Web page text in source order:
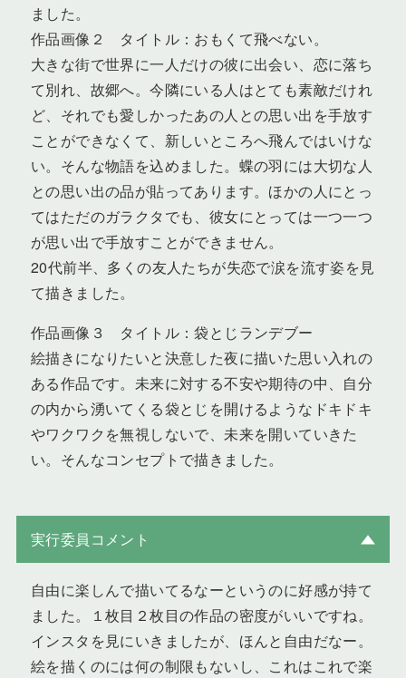
ました。
作品画像２ タイトル：おもくて飛べない。
大きな街で世界に一人だけの彼に出会い、恋に落ち
て別れ、故郷へ。今隣にいる人はとても素敵だけれ
ど、それでも愛しかったあの人との思い出を手放す
ことができなくて、新しいところへ飛んではいけな
い。そんな物語を込めました。蝶の羽には大切な人
との思い出の品が貼ってあります。ほかの人にとっ
てはただのガラクタでも、彼女にとっては一つ一つ
が思い出で手放すことができません。
20代前半、多くの友人たちが失恋で涙を流す姿を見
て描きました。
作品画像３ タイトル：袋とじランデブー
絵描きになりたいと決意した夜に描いた思い入れの
ある作品です。未来に対する不安や期待の中、自分
の内から湧いてくる袋とじを開けるようなドキドキ
やワクワクを無視しないで、未来を開いていきた
い。そんなコンセプトで描きました。
実行委員コメント
自由に楽しんで描いてるなーというのに好感が持て
ました。１枚目２枚目の作品の密度がいいですね。
インスタを見にいきましたが、ほんと自由だなー。
絵を描くのには何の制限もないし、これはこれで楽